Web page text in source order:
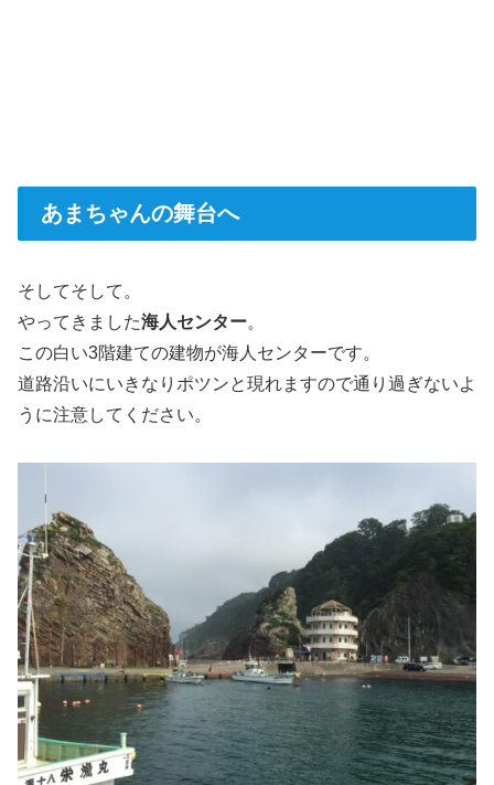
あまちゃんの舞台へ
そしてそして。
やってきました海人センター。
この白い3階建ての建物が海人センターです。
道路沿いにいきなりポツンと現れますので通り過ぎないよ
うに注意してください。